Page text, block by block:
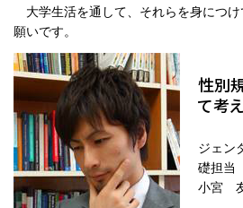
大学生活を通して、それらを身につ
願いです。
性別
て考
ジェン
礎担当
小宮